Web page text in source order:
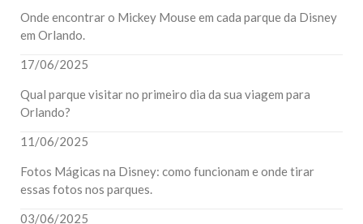
Onde encontrar o Mickey Mouse em cada parque da Disney
em Orlando.
17/06/2025
Qual parque visitar no primeiro dia da sua viagem para
Orlando?
11/06/2025
Fotos Mágicas na Disney: como funcionam e onde tirar
essas fotos nos parques.
03/06/2025